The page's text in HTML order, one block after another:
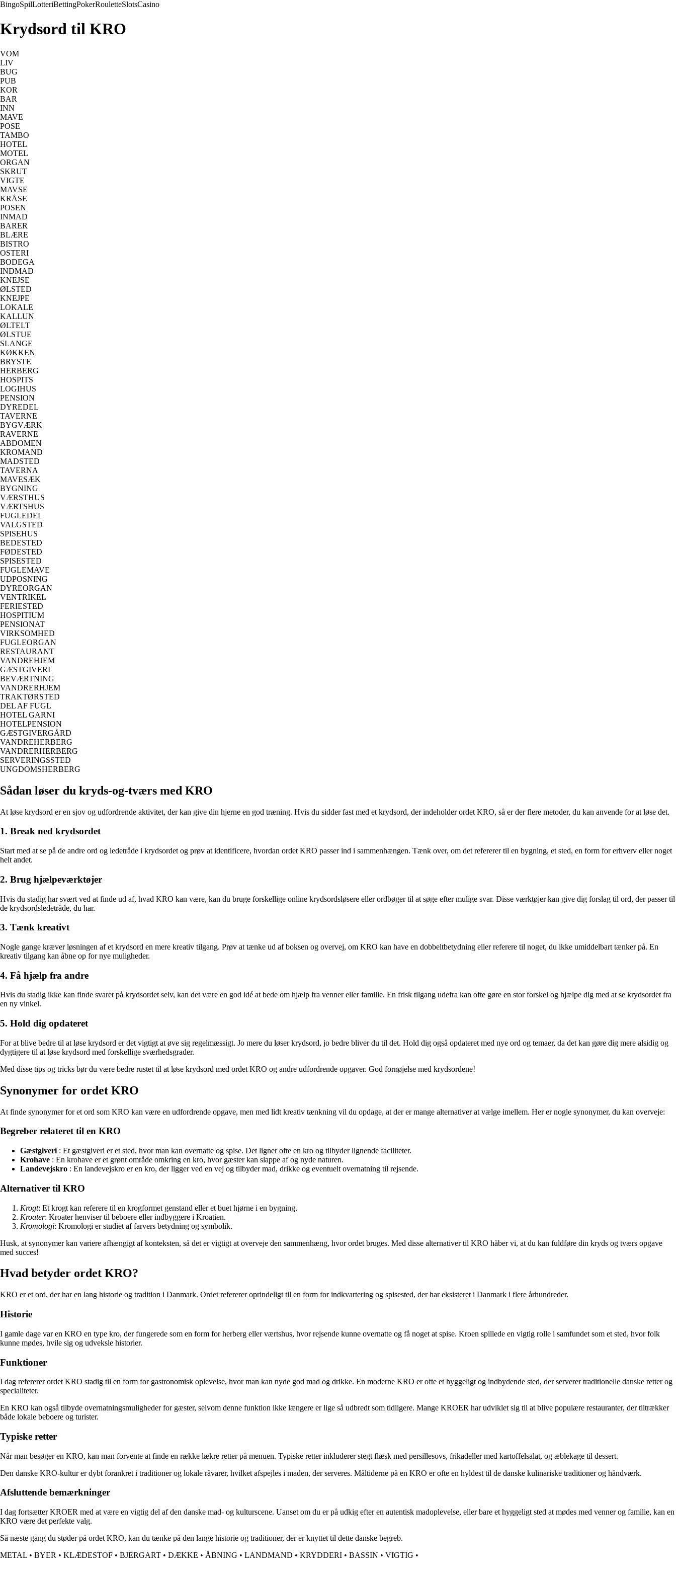
BingoSpilLotteriBettingPokerRouletteSlotsCasino
Krydsord til KRO
VOM
LIV
BUG
PUB
KOR
BAR
INN
MAVE
POSE
TAMBO
HOTEL
MOTEL
ORGAN
SKRUT
VIGTE
MAVSE
KRÅSE
POSEN
INMAD
BARER
BLÆRE
BISTRO
OSTERI
BODEGA
INDMAD
KNEJSE
ØLSTED
KNEJPE
LOKALE
KALLUN
ØLTELT
ØLSTUE
SLANGE
KØKKEN
BRYSTE
HERBERG
HOSPITS
LOGIHUS
PENSION
DYREDEL
TAVERNE
BYGVÆRK
RAVERNE
ABDOMEN
KROMAND
MADSTED
TAVERNA
MAVESÆK
BYGNING
VÆRSTHUS
VÆRTSHUS
FUGLEDEL
VALGSTED
SPISEHUS
BEDESTED
FØDESTED
SPISESTED
FUGLEMAVE
UDPOSNING
DYREORGAN
VENTRIKEL
FERIESTED
HOSPITIUM
PENSIONAT
VIRKSOMHED
FUGLEORGAN
RESTAURANT
VANDREHJEM
GÆSTGIVERI
BEVÆRTNING
VANDRERHJEM
TRAKTØRSTED
DEL AF FUGL
HOTEL GARNI
HOTELPENSION
GÆSTGIVERGÅRD
VANDREHERBERG
VANDRERHERBERG
SERVERINGSSTED
UNGDOMSHERBERG
Sådan løser du kryds-og-tværs med KRO
At løse krydsord er en sjov og udfordrende aktivitet, der kan give din hjerne en god træning. Hvis du sidder fast med et krydsord, der indeholder ordet KRO, så er der flere metoder, du kan anvende for at løse det.
1. Break ned krydsordet
Start med at se på de andre ord og ledetråde i krydsordet og prøv at identificere, hvordan ordet KRO passer ind i sammenhængen. Tænk over, om det refererer til en bygning, et sted, en form for erhverv eller noget
helt andet.
2. Brug hjælpeværktøjer
Hvis du stadig har svært ved at finde ud af, hvad KRO kan være, kan du bruge forskellige online krydsordsløsere eller ordbøger til at søge efter mulige svar. Disse værktøjer kan give dig forslag til ord, der passer til
de krydsordsledetråde, du har.
3. Tænk kreativt
Nogle gange kræver løsningen af et krydsord en mere kreativ tilgang. Prøv at tænke ud af boksen og overvej, om KRO kan have en dobbeltbetydning eller referere til noget, du ikke umiddelbart tænker på. En
kreativ tilgang kan åbne op for nye muligheder.
4. Få hjælp fra andre
Hvis du stadig ikke kan finde svaret på krydsordet selv, kan det være en god idé at bede om hjælp fra venner eller familie. En frisk tilgang udefra kan ofte gøre en stor forskel og hjælpe dig med at se krydsordet fra
en ny vinkel.
5. Hold dig opdateret
For at blive bedre til at løse krydsord er det vigtigt at øve sig regelmæssigt. Jo mere du løser krydsord, jo bedre bliver du til det. Hold dig også opdateret med nye ord og temaer, da det kan gøre dig mere alsidig og
dygtigere til at løse krydsord med forskellige sværhedsgrader.
Med disse tips og tricks bør du være bedre rustet til at løse krydsord med ordet KRO og andre udfordrende opgaver. God fornøjelse med krydsordene!
Synonymer for ordet KRO
At finde synonymer for et ord som KRO kan være en udfordrende opgave, men med lidt kreativ tænkning vil du opdage, at der er mange alternativer at vælge imellem. Her er nogle synonymer, du kan overveje:
Begreber relateret til en KRO
Gæstgiveri : Et gæstgiveri er et sted, hvor man kan overnatte og spise. Det ligner ofte en kro og tilbyder lignende faciliteter.
Krohave : En krohave er et grønt område omkring en kro, hvor gæster kan slappe af og nyde naturen.
Landevejskro : En landevejskro er en kro, der ligger ved en vej og tilbyder mad, drikke og eventuelt overnatning til rejsende.
Alternativer til KRO
Krogt: Et krogt kan referere til en krogformet genstand eller et buet hjørne i en bygning.
Kroater: Kroater henviser til beboere eller indbyggere i Kroatien.
Kromologi: Kromologi er studiet af farvers betydning og symbolik.
Husk, at synonymer kan variere afhængigt af konteksten, så det er vigtigt at overveje den sammenhæng, hvor ordet bruges. Med disse alternativer til KRO håber vi, at du kan fuldføre din kryds og tværs opgave
med succes!
Hvad betyder ordet KRO?
KRO er et ord, der har en lang historie og tradition i Danmark. Ordet refererer oprindeligt til en form for indkvartering og spisested, der har eksisteret i Danmark i flere århundreder.
Historie
I gamle dage var en KRO en type kro, der fungerede som en form for herberg eller værtshus, hvor rejsende kunne overnatte og få noget at spise. Kroen spillede en vigtig rolle i samfundet som et sted, hvor folk
kunne mødes, hvile sig og udveksle historier.
Funktioner
I dag refererer ordet KRO stadig til en form for gastronomisk oplevelse, hvor man kan nyde god mad og drikke. En moderne KRO er ofte et hyggeligt og indbydende sted, der serverer traditionelle danske retter og
specialiteter.
En KRO kan også tilbyde overnatningsmuligheder for gæster, selvom denne funktion ikke længere er lige så udbredt som tidligere. Mange KROER har udviklet sig til at blive populære restauranter, der tiltrækker
både lokale beboere og turister.
Typiske retter
Når man besøger en KRO, kan man forvente at finde en række lækre retter på menuen. Typiske retter inkluderer stegt flæsk med persillesovs, frikadeller med kartoffelsalat, og æblekage til dessert.
Den danske KRO-kultur er dybt forankret i traditioner og lokale råvarer, hvilket afspejles i maden, der serveres. Måltiderne på en KRO er ofte en hyldest til de danske kulinariske traditioner og håndværk.
Afsluttende bemærkninger
I dag fortsætter KROER med at være en vigtig del af den danske mad- og kulturscene. Uanset om du er på udkig efter en autentisk madoplevelse, eller bare et hyggeligt sted at mødes med venner og familie, kan en
KRO være det perfekte valg.
Så næste gang du støder på ordet KRO, kan du tænke på den lange historie og traditioner, der er knyttet til dette danske begreb.
METAL • BYER • KLÆDESTOF • BJERGART • DÆKKE • ÅBNING • LANDMAND • KRYDDERI • BASSIN • VIGTIG •